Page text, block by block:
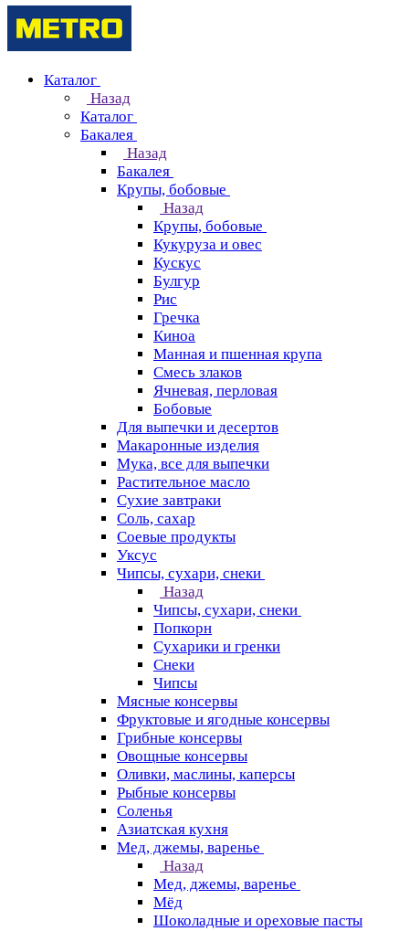
Каталог
Назад
Каталог
Бакалея
Назад
Бакалея
Крупы, бобовые
Назад
Крупы, бобовые
Кукуруза и овес
Кускус
Булгур
Рис
Гречка
Киноа
Манная и пшенная крупа
Смесь злаков
Ячневая, перловая
Бобовые
Для выпечки и десертов
Макаронные изделия
Мука, все для выпечки
Растительное масло
Сухие завтраки
Соль, сахар
Соевые продукты
Уксус
Чипсы, сухари, снеки
Назад
Чипсы, сухари, снеки
Попкорн
Сухарики и гренки
Снеки
Чипсы
Мясные консервы
Фруктовые и ягодные консервы
Грибные консервы
Овощные консервы
Оливки, маслины, каперсы
Рыбные консервы
Соленья
Азиатская кухня
Мед, джемы, варенье
Назад
Мед, джемы, варенье
Мёд
Шоколадные и ореховые пасты